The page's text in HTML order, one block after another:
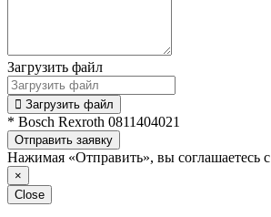
Загрузить файл
Загрузить файл
* Bosch Rexroth 0811404021
Отправить заявку
Нажимая «Отправить», вы соглашаетесь с
×
Close